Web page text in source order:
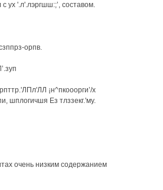
с ух '.л'.лэргшш:;’, составом.
орпв.
¡н^пкооорги’/х
шплогичшя Ез тлззекг.'му.
очень низким содержанием